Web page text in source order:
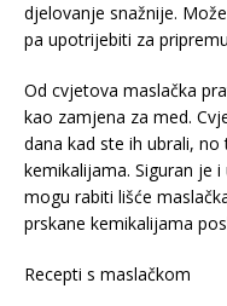
djelovanje snažnije.
pa upotrijebiti za
Od cvjetova maslačka
kao zamjena za med.
dana kad ste ih ubrali,
kemikalijama. Siguran je
mogu rabiti lišće
prskane kemikalijama
Recepti s maslačkom